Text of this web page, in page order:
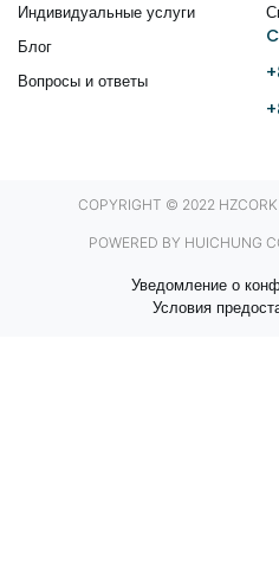
Индивидуальные услуги
Блог
Вопросы и ответы
COPYRIGHT © 2022
POWERED BY HUICHUNG
Уведомление о
Условия